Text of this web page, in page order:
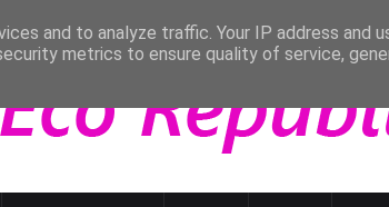
and to analyze traffic. Your IP address and
metrics to ensure quality of service,